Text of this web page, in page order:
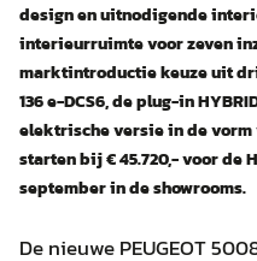
design en uitnodigende
interieurruimte voor zeven
marktintroductie keuze uit
136 e-DCS6, de plug-in
elektrische versie in de vorm
starten bij € 45.720,- voor de
september in de showrooms.
De nieuwe PEUGEOT